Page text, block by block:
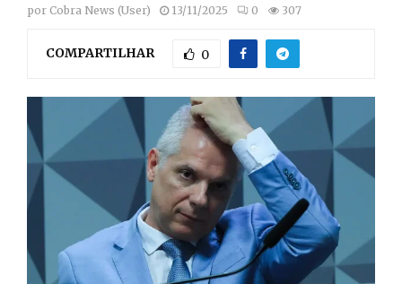
M
por Cobra News (User) 13/11/2025 0 307
COMPARTILHAR 0